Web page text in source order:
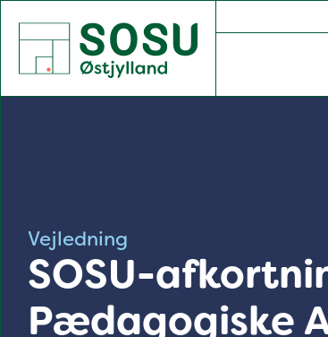
SOSU Østjylland | Gør dig klogere på
Vejledning
SOSU-
Pædagogiske